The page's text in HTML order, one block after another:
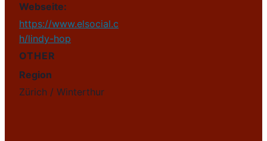
Webseite:
https://www.elsocial.c
h/lindy-hop
OTHER
Region
Zürich / Winterthur